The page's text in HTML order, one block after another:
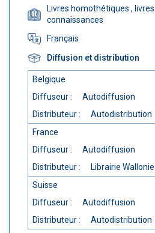
Livres homothétiques ,
connaissances
Français
Diffusion et distribution
Belgique
Diffuseur :
Autodiffusion
Distributeur :
Autodistribution
France
Diffuseur :
Autodiffusion
Distributeur :
Librairie
Suisse
Diffuseur :
Autodiffusion
Distributeur :
Autodistribution